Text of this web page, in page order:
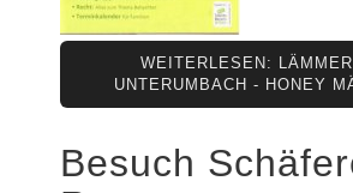
WEITERLESEN:
UNTERUMBACH - HONEY
Besuch